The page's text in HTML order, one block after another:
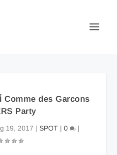
des Garcons
Party
19, 2017 | SPOT | 0 |